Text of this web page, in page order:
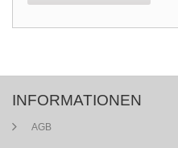
INFORMATIONEN
AGB